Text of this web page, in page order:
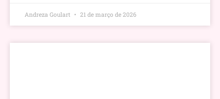
Andreza Goulart 21 de março de 2026